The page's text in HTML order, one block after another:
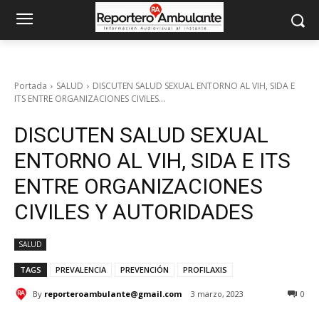
Portada SALUD
DISCUTEN SALUD SEXUAL ENTORNO AL VIH, SIDA E
ITS ENTRE ORGANIZACIONES CIVILES...
DISCUTEN SALUD SEXUAL
ENTORNO AL VIH, SIDA E ITS
ENTRE ORGANIZACIONES
CIVILES Y AUTORIDADES
SALUD
TAGS PREVALENCIA PREVENCIÓN PROFILAXIS
By reporteroambulante@gmail.com 3 marzo, 2023 0